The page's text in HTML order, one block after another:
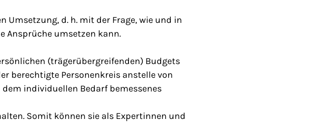
Umsetzung, d. h. mit der Frage, wie und in
Ansprüche umsetzen kann.
(trägerübergreifenden) Budgets
berechtigte Personenkreis anstelle von
individuellen Bedarf bemessenes
Somit können sie als Expertinnen und